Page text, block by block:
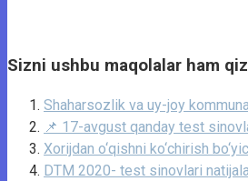
Sizni ushbu maqolalar ham
Shaharsozlik va uy-joy
📌 17-avgust qanday test
Xorijdan o‘qishni ko‘chirish
DTM 2020- test sinovlari